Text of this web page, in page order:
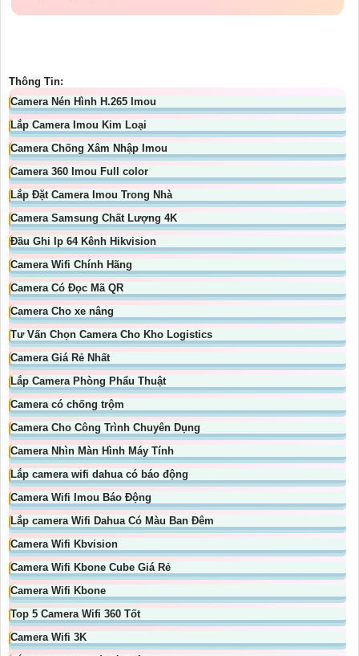
Thông Tin:
Camera Nén Hình H.265 Imou
Lắp Camera Imou Kim Loại
Camera Chống Xâm Nhập Imou
Camera 360 Imou Full color
Lắp Đặt Camera Imou Trong Nhà
Camera Samsung Chất Lượng 4K
Đầu Ghi Ip 64 Kênh Hikvision
Camera Wifi Chính Hãng
Camera Có Đọc Mã QR
Camera Cho xe nâng
Tư Vấn Chọn Camera Cho Kho Logistics
Camera Giá Rẻ Nhất
Lắp Camera Phòng Phẩu Thuật
Camera có chống trộm
Camera Cho Công Trình Chuyên Dụng
Camera Nhìn Màn Hình Máy Tính
Lắp camera wifi dahua có báo động
Camera Wifi Imou Báo Động
Lắp camera Wifi Dahua Có Màu Ban Đêm
Camera Wifi Kbvision
Camera Wifi Kbone Cube Giá Rẻ
Camera Wifi Kbone
Top 5 Camera Wifi 360 Tốt
Camera Wifi 3K